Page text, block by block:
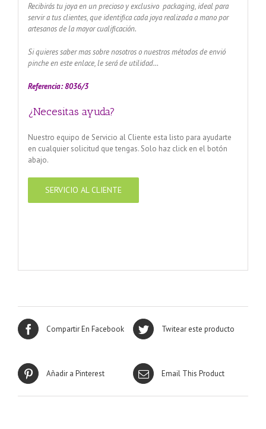
Recibirás tu joya en un precioso y exclusivo packaging, ideal para
servir a tus clientes, que identifica cada joya realizada a mano por
artesanos de la mayor cualificación.
Si quieres saber mas sobre nosotros o nuestros métodos de envió
pinche en este enlace, le será de utilidad…
Referencia: 8036/3
¿Necesitas ayuda?
Nuestro equipo de Servicio al Cliente esta listo para ayudarte
en cualquier solicitud que tengas. Solo haz click en el botón
abajo.
SERVICIO AL CLIENTE
Compartir En Facebook Twitear este producto
Añadir a Pinterest Email This Product